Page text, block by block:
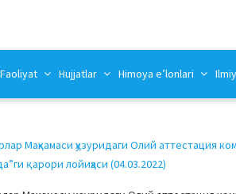
Faoliyat Hujjatlar Himoya e’lonlari
Маҳкамаси ҳузуридаги Олий аттестация
қарори лойиҳаси (04.03.2022)